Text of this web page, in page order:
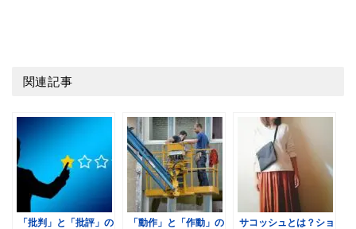
関連記事
「批判」と「批評」の
「動作」と「作動」の
サコッシュとは？ショ